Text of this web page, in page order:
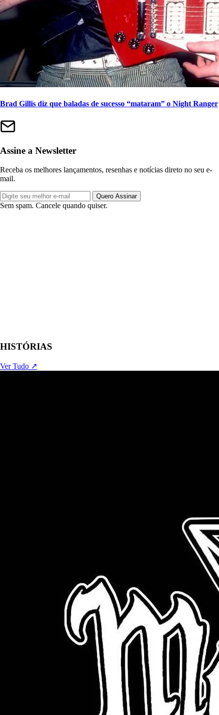
Brad Gillis diz que baladas de sucesso “mataram” o Night Ranger
Assine a Newsletter
Receba os melhores lançamentos, resenhas e notícias direto no seu e-
mail.
Quero Assinar
Sem spam. Cancele quando quiser.
HISTÓRIAS
Ver Tudo ↗